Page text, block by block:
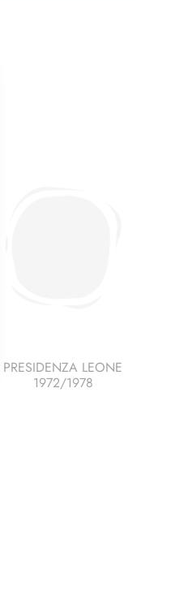
PRESIDENZA LEONE
1972/1978